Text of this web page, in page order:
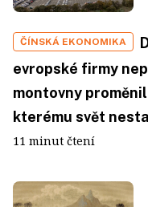
ČÍNSKÁ EKONOMIKA
evropské firmy
montovny
kterému svět
11 minut čtení